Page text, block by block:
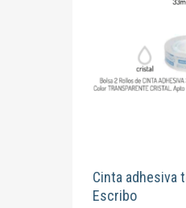
Cinta adhesiva
Escribo